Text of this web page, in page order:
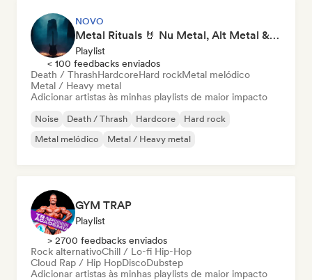
NOVO
Metal Rituals 🤘 Nu Metal, Alt Metal & Progressive Metal
Playlist
< 100 feedbacks enviados
Death / ThrashHardcoreHard rockMetal melódico
Metal / Heavy metal
Adicionar artistas às minhas playlists de maior impacto
Noise Death / Thrash Hardcore
Hard rock
Metal melódico
Metal / Heavy metal
GYM TRAP
Playlist
> 2700 feedbacks enviados
Rock alternativoChill / Lo-fi Hip-Hop
Cloud Rap / Hip HopDiscoDubstep
Adicionar artistas às minhas playlists de maior impacto